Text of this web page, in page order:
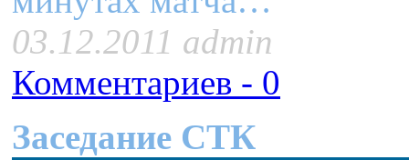
03.12.2011 admin
Комментариев - 0
Заседание СТК